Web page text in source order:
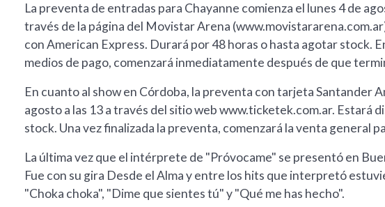
La preventa de entradas para Chayanne comienza el lunes 4 de
través de la página del Movistar Arena
con American Express. Durará por 48 horas o hasta agotar stock.
medios de pago, comenzará inmediatamente después de que
En cuanto al show en Córdoba, la preventa con tarjeta Santander
agosto a las 13 a través del sitio web www.ticketek.com.ar. Estará
stock. Una vez finalizada la preventa, comenzará la venta general
La última vez que el intérprete de "Próvocame" se presentó en
Fue con su gira Desde el Alma y entre los hits que interpretó
"Choka choka", "Dime que sientes tú" y "Qué me has hecho".